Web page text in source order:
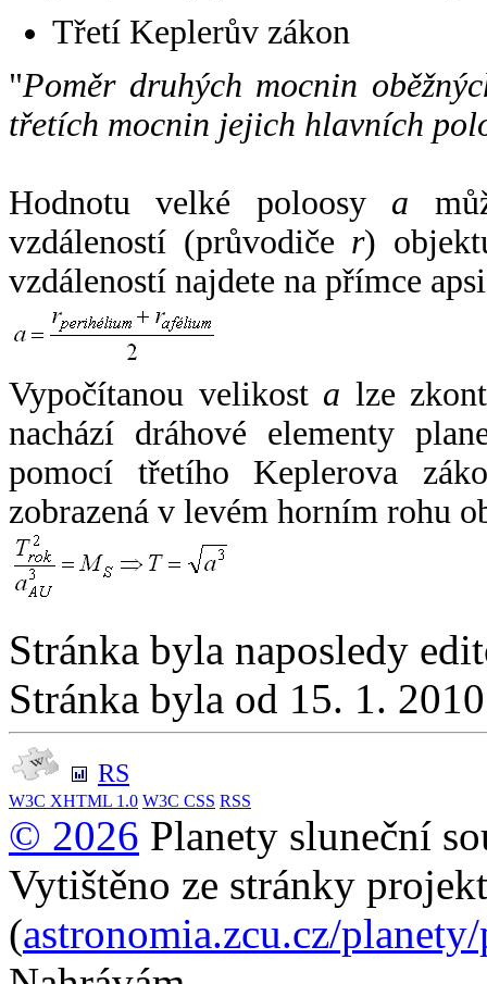
Třetí Keplerův zákon
"Poměr druhých mocnin
třetích mocnin jejich hlavních
Hodnotu velké poloosy a
vzdáleností (průvodiče r)
vzdáleností najdete na přímce
Vypočítanou velikost a lze
nachází dráhové elementy
pomocí třetího Keplerova
zobrazená v levém horním rohu
Stránka byla naposledy
Stránka byla od 15. 1.
RS
W3C XHTML 1.0 W3C CSS RSS
© 2026 Planety sluneční
Vytištěno ze stránky
(astronomia.zcu.cz/